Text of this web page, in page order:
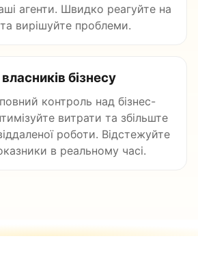
агенти. Швидко реагуйте на
вирішуйте проблеми.
бізнесу
контроль над бізнес-
витрати та збільште
роботи. Відстежуйте
в реальному часі.